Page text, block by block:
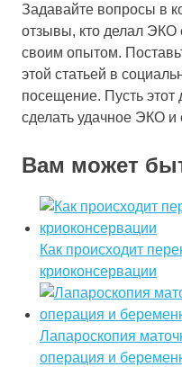
Задавайте вопросы в
отзывы, кто делал ЭКО
своим опытом.
этой статьей в
посещение. Пусть
сделать удачное ЭКО и
Вам может
Как происходит
криоконсервации
Лапароскопия
операция и